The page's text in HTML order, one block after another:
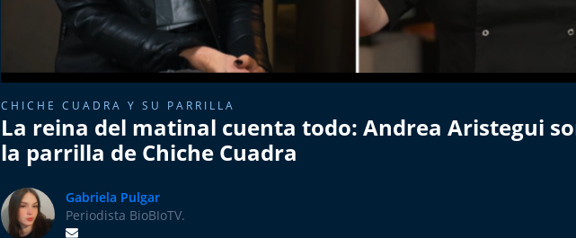
CHICHE CUADRA Y SU PARRILLA
La reina del matinal cuenta todo: Andrea Aristegui
la parrilla de Chiche Cuadra
Gabriela Pulgar
Periodista BioBIoTV.